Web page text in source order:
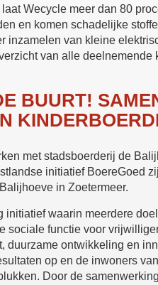
Wecycle meer dan 80
en komen schadelijke
inzamelen van kleine
van alle deelnemende
BUURT!
met stadsboerderij de
initiatief BoereGoed
in Zoetermeer.
initiatief waarin meerdere
sociale functie voor
duurzame ontwikkeling en
op en de inwoners
Door de